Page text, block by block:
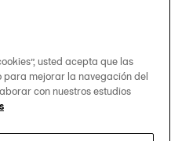
usted acepta que las
para mejorar la navegación del
con nuestros estudios